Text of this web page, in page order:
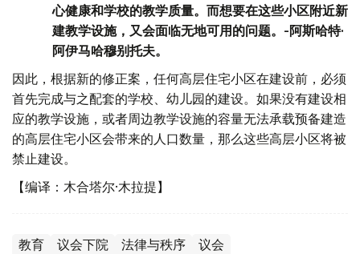
心健康和学校的教学质量。而想要在这些小区附近新
建教学设施，又会面临无地可用的问题。-阿斯哈特·
阿伊马哈穆别托夫。
因此，根据新的修正案，任何高层住宅小区在建设前，必须
首先完成与之配套的学校、幼儿园的建设。如果没有建设相
应的教学设施，或者周边教学设施的容量无法承载预备建造
的高层住宅小区会带来的人口数量，那么这些高层小区将被
禁止建设。
【编译：木合塔尔·木拉提】
教育 议会下院 法律与秩序 议会